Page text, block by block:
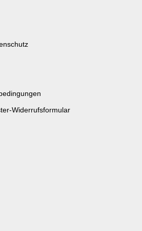
Widerrufsformular